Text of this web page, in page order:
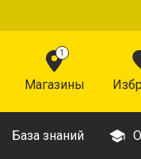
1
Магазины
База знаний